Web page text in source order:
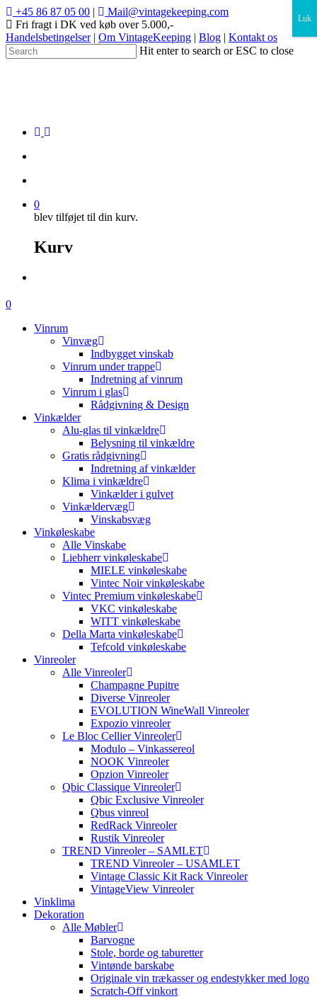
+45 86 87 05 00 |
Mail@vintagekeeping.com
Fri fragt i DK ved køb over 5.000,-
Handelsbetingelser| Om VintageKeeping | Blog | Kontakt os
Hit enter to search or ESC to close
0
blev tilføjet til din kurv.
Kurv
0
Vinrum
Vinvæg
Indbygget vinskab
Vinrum under trappe
Indretning af vinrum
Vinrum i glas
Rådgivning & Design
Vinkælder
Alu-glas til vinkældre
Belysning til vinkældre
Gratis rådgivning
Indretning af vinkælder
Klima i vinkældre
Vinkælder i gulvet
Vinkældervæg
Vinskabsvæg
Vinkøleskabe
Alle Vinskabe
Liebherr vinkøleskabe
MIELE vinkøleskabe
Vintec Noir vinkøleskabe
Vintec Premium vinkøleskabe
VKC vinkøleskabe
WITT vinkøleskabe
Della Marta vinkøleskabe
Tefcold vinkøleskabe
Vinreoler
Alle Vinreoler
Champagne Pupitre
Diverse Vinreoler
EVOLUTION WineWall Vinreoler
Expozio vinreoler
Le Bloc Cellier Vinreoler
Modulo – Vinkassereol
NOOK Vinreoler
Opzion Vinreoler
Qbic Classique Vinreoler
Qbic Exclusive Vinreoler
Qbus vinreol
RedRack Vinreoler
Rustik Vinreoler
TREND Vinreoler – SAMLET
TREND Vinreoler – USAMLET
Vintage Classic Kit Rack Vinreoler
VintageView Vinreoler
Vinklima
Dekoration
Alle Møbler
Barvogne
Stole, borde og taburetter
Vintønde barskabe
Originale vin trækasser og endestykker med logo
Scratch-Off vinkort
×
Luk